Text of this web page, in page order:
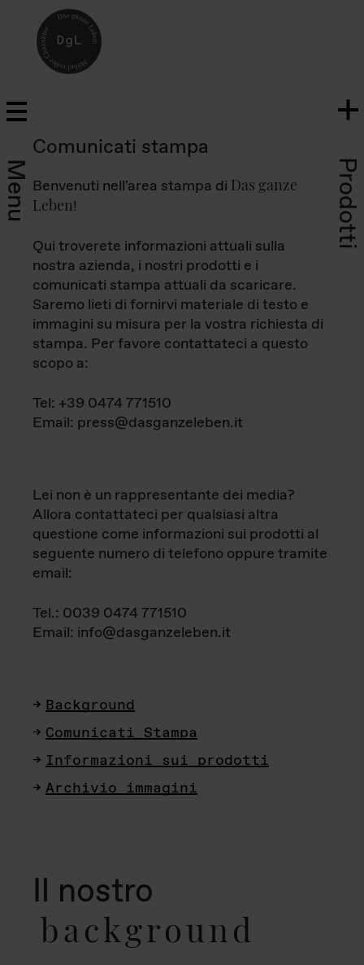
Menu Prodotti
Comunicati stampa
Benvenuti nell'area stampa di Das ganze
Leben!
Qui troverete informazioni attuali sulla
nostra azienda, i nostri prodotti e i
comunicati stampa attuali da scaricare.
Saremo lieti di fornirvi materiale di testo e
immagini su misura per la vostra richiesta di
stampa. Per favore contattateci a questo
scopo a:
Tel: +39 0474 771510
Email: press@dasganzeleben.it
Lei non è un rappresentante dei media?
Allora contattateci per qualsiasi altra
questione come informazioni sui prodotti al
seguente numero di telefono oppure tramite
email:
Tel.: 0039 0474 771510
Email: info@dasganzeleben.it
Background
Comunicati Stampa
Informazioni sui prodotti
Archivio immagini
Il nostro
background